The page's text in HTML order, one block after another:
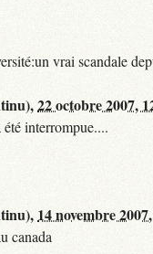
vrai scandale
22 octobre 2007,
interrompue....
14 novembre
canada